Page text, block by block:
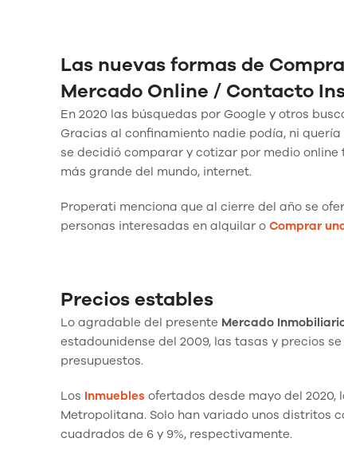
Las nuevas formas de
Mercado Online / Contacto
En 2020 las búsquedas por Google y otros
Gracias al confinamiento nadie podía, ni
se decidió comparar y cotizar por medio online
más grande del mundo, internet.
Properati menciona que al cierre del año se
personas interesadas en alquilar o Comprar
Preciosestables
Lo agradable del presente Mercado
estadounidense del 2009, las tasas y precios
presupuestos.
Los Inmuebles ofertados desde mayo del
Metropolitana. Solo han variado unos distritos
cuadrados de 6 y 9%, respectivamente.